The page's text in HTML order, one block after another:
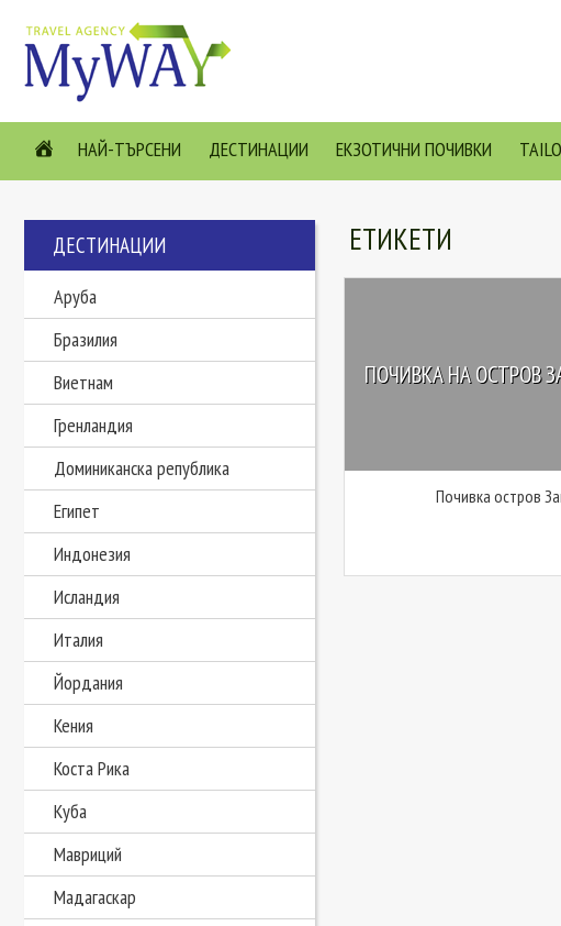
НАЙ-ТЪРСЕНИ ДЕСТИНАЦИИ ЕКЗОТИЧНИ ПОЧИВКИ
ДЕСТИНАЦИИ
Аруба
Бразилия
Виетнам
Гренландия
Доминиканска република
Египет
Индонезия
Исландия
Италия
Йордания
Кения
Коста Рика
Куба
Мавриций
Мадагаскар
ЕТИКЕТИ
ПОЧИВКА НА ОСТРОВ
Почивка остров